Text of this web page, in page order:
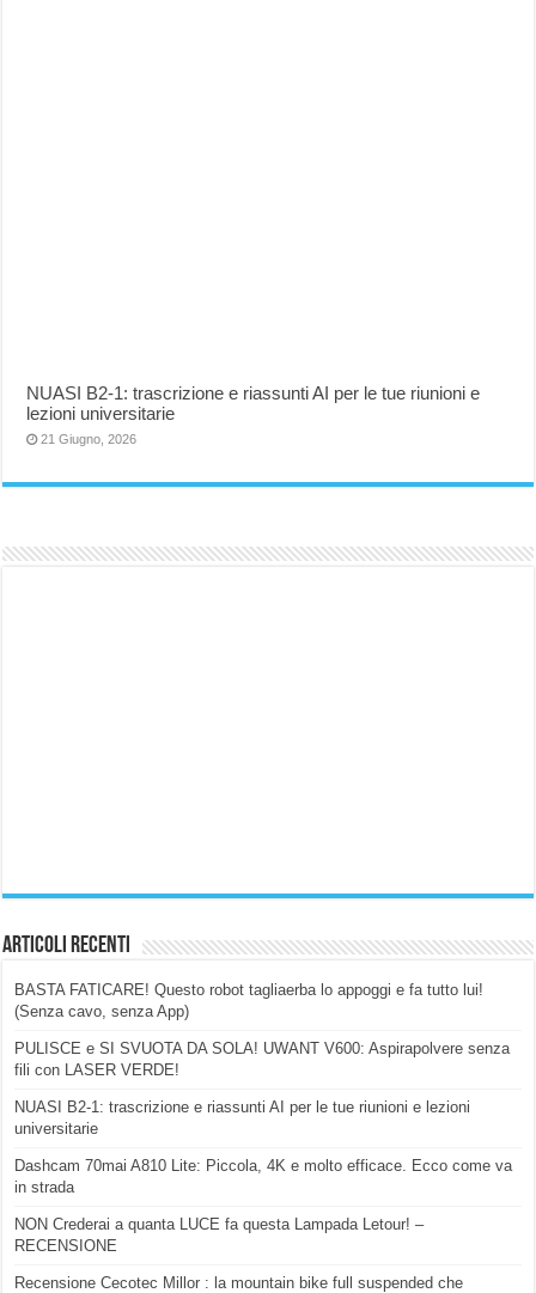
NUASI B2-1: trascrizione e riassunti AI per le tue riunioni e
lezioni universitarie
21 Giugno, 2026
Articoli Recenti
BASTA FATICARE! Questo robot tagliaerba lo appoggi e fa tutto lui!
(Senza cavo, senza App)
PULISCE e SI SVUOTA DA SOLA! UWANT V600: Aspirapolvere senza
fili con LASER VERDE!
NUASI B2-1: trascrizione e riassunti AI per le tue riunioni e lezioni
universitarie
Dashcam 70mai A810 Lite: Piccola, 4K e molto efficace. Ecco come va
in strada
NON Crederai a quanta LUCE fa questa Lampada Letour! –
RECENSIONE
Recensione Cecotec Millor : la mountain bike full suspended che